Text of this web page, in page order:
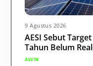
9 Agustus 2026
AESI Sebut
Tahun Belum
ALVIN